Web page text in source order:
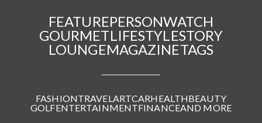
FEATUREPERSONWATCH
GOURMETLIFESTYLESTORY
LOUNGEMAGAZINETAGS
FASHIONTRAVEL ARTCARHEALTHBEAUTY
GOLFENTERTAINMENTFINANCEAND MORE